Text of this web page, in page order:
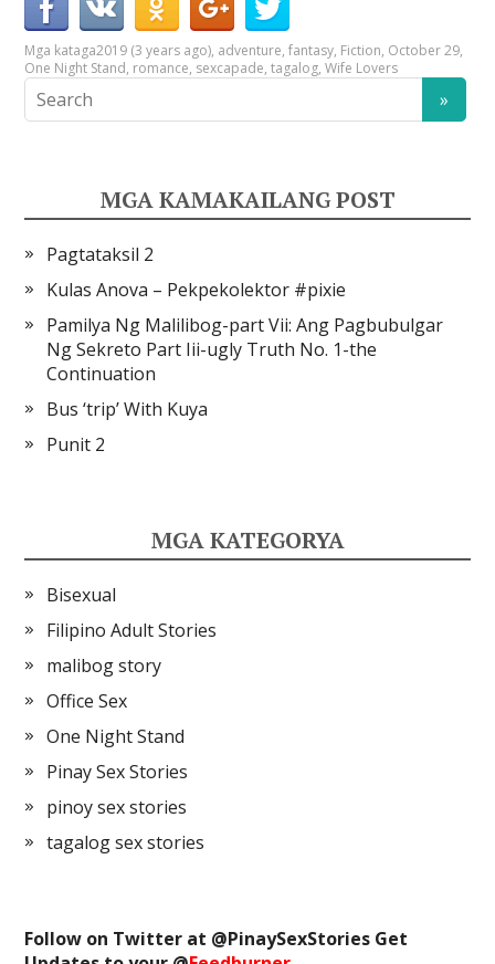
Mga kataga2019 (3 years ago), adventure,fantasy, Fiction, October 29,
One Night Stand, romance, sexcapade,tagalog,Wife Lovers
MGA KAMAKAILANG POST
Pagtataksil 2
Kulas Anova – Pekpekolektor #pixie
Pamilya Ng Malilibog-part Vii: Ang Pagbubulgar
Ng Sekreto Part Iii-ugly Truth No. 1-the
Continuation
Bus ‘trip’ With Kuya
Punit 2
MGA KATEGORYA
Bisexual
Filipino Adult Stories
malibog story
Office Sex
One Night Stand
Pinay Sex Stories
pinoy sex stories
tagalog sex stories
Follow on Twitter at @PinaySexStories Get